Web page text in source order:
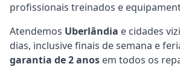
profissionais treinados e
Atendemos Uberlândia e cidades
dias, inclusive finais de semana e
garantia de 2 anos em todos os